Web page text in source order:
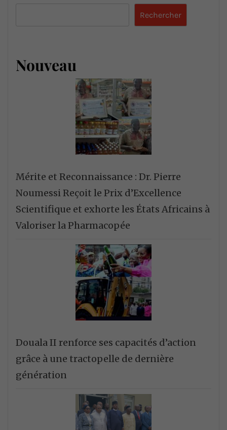
Rechercher
Nouveau
Mérite et Reconnaissance : Dr. Pierre
Noumessi Reçoit le Prix d’Excellence
Scientifique et exhorte les États Africains à
Valoriser la Pharmacopée
Douala II renforce ses capacités d’action
grâce à une tractopelle de dernière
génération